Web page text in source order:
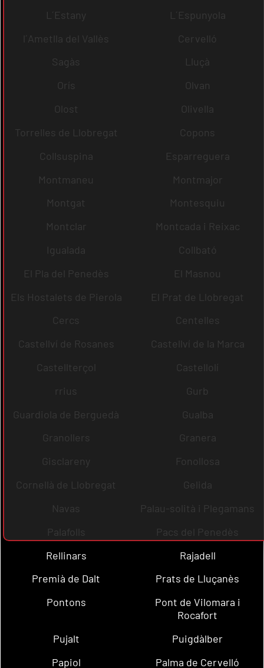
L´Estany
L´Espunyola
l´Ametlla del Vallès
Cervelló
Sagàs
Lluçà
Orís
Olvan
Olost
Olivella
Torrelles de Llobregat
Copons
Collsuspina
Esparreguera
Montmaneu
Montmajor
Montgat
Montesquiu
Montclar
Montcada i Reixac
Igualada
Collbató
El Pla del Penedès
El Masnou
Els Hostalets de Pierola
El Prat de Llobregat
Cercs
Centelles
Castellví de Rosanes
Castellví de la Marca
Castellterçol
Castellolí
rrius
Gurb
Guardiola de Berguedà
Gualba
Granollers
Granera
Gisclareny
Fonollosa
Cornellà de Llobregat
Gelida
Navas
Palau-solità i Plegamans
Palafolls
Pacs del Penedès
Rellinars
Rajadell
Premià de Dalt
Prats de Lluçanès
Pontons
Pont de Vilomara i
Rocafort
Pujalt
Puigdàlber
Papiol
Palma de Cervelló